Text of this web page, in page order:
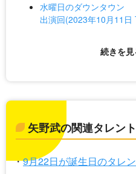
水曜日のダウンタウン
出演回(2023年10月11日
矢野武の関連タレン
9月22日が誕生日のタレ